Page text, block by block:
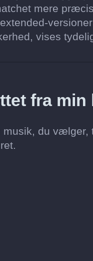
mere
vises
fra min
du